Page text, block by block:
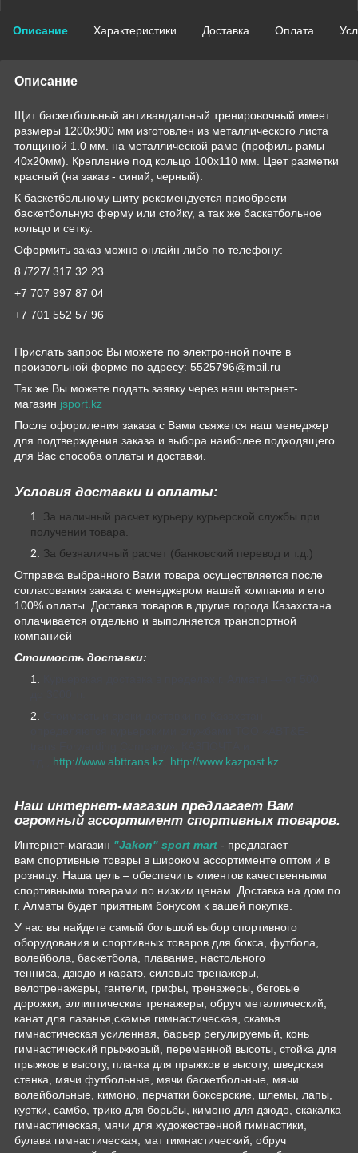
Описание Характеристики Доставка Оплата
Описание
Щит баскетбольный антивандальный тренировочный имеет
размеры 1200х900 мм изготовлен из металлического листа
толщиной 1.0 мм. на металлической раме (профиль рамы
40х20мм). Крепление под кольцо 100х110 мм. Цвет разметки
красный (на заказ - синий, черный).
К баскетбольному щиту рекомендуется приобрести
баскетбольную ферму или стойку, а так же баскетбольное
кольцо и сетку.
Оформить заказ можно онлайн либо по телефону:
8 /727/ 317 32 23
+7 707 997 87 04
+7 701 552 57 96
Прислать запрос Вы можете по электронной почте в
произвольной форме по адресу: 5525796@mail.ru
Так же Вы можете подать заявку через наш интернет-
магазин jsport.kz
После оформления заказа с Вами свяжется наш менеджер
для подтверждения заказа и выбора наиболее подходящего
для Вас способа оплаты и доставки.
Условия доставки и оплаты:
За наличный расчет курьеру курьерской службы при
получении товара.
За безналичный расчет (банковский перевод и т.д.)
Отправка выбранного Вами товара осуществляется после
согласования заказа с менеджером нашей компании и его
100% оплаты. Доставка товаров в другие города Казахстана
оплачивается отдельно и выполняется транспортной
компанией
Стоимость доставки:
http://www.abttrans.kz http://www.kazpost.kz
Наш интернет-магазин предлагает Вам
огромный ассортимент спортивных товаров.
Интернет-магазин "Jakon" sport mart - предлагает
вам спортивные товары в широком ассортименте оптом и в
розницу. Наша цель – обеспечить клиентов качественными
спортивными товарами по низким ценам. Доставка на дом по
г. Алматы будет приятным бонусом к вашей покупке.
У нас вы найдете самый большой выбор спортивного
оборудования и спортивных товаров для бокса, футбола,
волейбола, баскетбола, плавание, настольного
тенниса, дзюдо и каратэ, силовые тренажеры,
велотренажеры, гантели, грифы, тренажеры, беговые
дорожки, эллиптические тренажеры, обруч металлический,
канат для лазанья,скамья гимнастическая, скамья
гимнастическая усиленная, барьер регулируемый, конь
гимнастический прыжковый, переменной высоты, стойка для
прыжков в высоту, планка для прыжков в высоту, шведская
стенка, мячи футбольные, мячи баскетбольные, мячи
волейбольные, кимоно, перчатки боксерские, шлемы, лапы,
куртки, самбо, трико для борьбы, кимоно для дзюдо, скакалка
гимнастическая, мячи для художественной гимнастики,
булава гимнастическая, мат гимнастический, обруч